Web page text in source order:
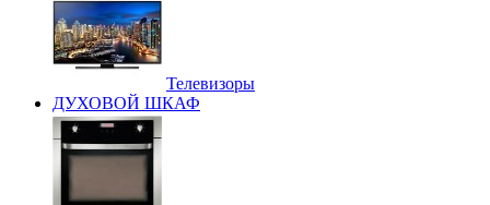
Телевизоры
ДУХОВОЙ ШКАФ